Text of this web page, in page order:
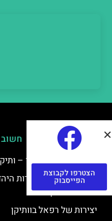
למה קוראים לוותיקן –
כתבי יד עתיקים
יצירות של רפאל בוותיקן
הצטרפו לקבוצת
הפייסבוק